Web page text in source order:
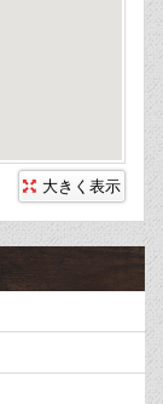
大きく表示